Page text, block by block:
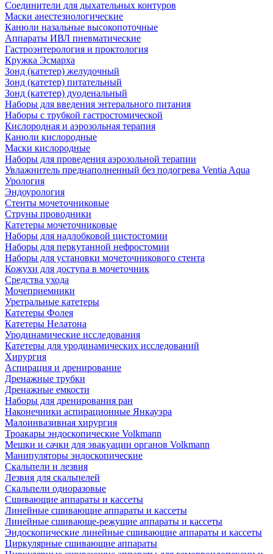
Соединители для дыхательных контуров
Маски анестезиологические
Канюли назальные высокопоточные
Аппараты ИВЛ пневматические
Гастроэнтерология и проктология
Кружка Эсмарха
Зонд (катетер) желудочный
Зонд (катетер) питательный
Зонд (катетер) дуоденальный
Наборы для введения энтерального питания
Наборы с трубкой гастростомической
Кислородная и аэрозольная терапия
Канюли кислородные
Маски кислородные
Наборы для проведения аэрозольной терапии
Увлажнитель преднаполненный без подогрева Ventia Aqua
Урология
Эндоурология
Стенты мочеточниковые
Струны проводники
Катетеры мочеточниковые
Наборы для надлобковой цистостомии
Наборы для перкутанной нефростомии
Наборы для установки мочеточникового стента
Кожухи для доступа в мочеточник
Средства ухода
Мочеприемники
Уретральные катетеры
Катетеры Фолея
Катетеры Нелатона
Уродинамические исследования
Катетеры для уродинамических исследований
Хирургия
Аспирация и дренирование
Дренажные трубки
Дренажные емкости
Наборы для дренирования ран
Наконечники аспирационные Янкауэра
Малоинвазивная хирургия
Троакары эндоскопические Volkmann
Мешки и сачки для эвакуации органов Volkmann
Манипуляторы эндоскопические
Скальпели и лезвия
Лезвия для скальпелей
Скальпели одноразовые
Сшивающие аппараты и кассеты
Линейные сшивающие аппараты и кассеты
Линейные сшивающе-режущие аппараты и кассеты
Эндоскопические линейные сшивающие аппараты и кассеты
Циркулярные сшивающие аппараты